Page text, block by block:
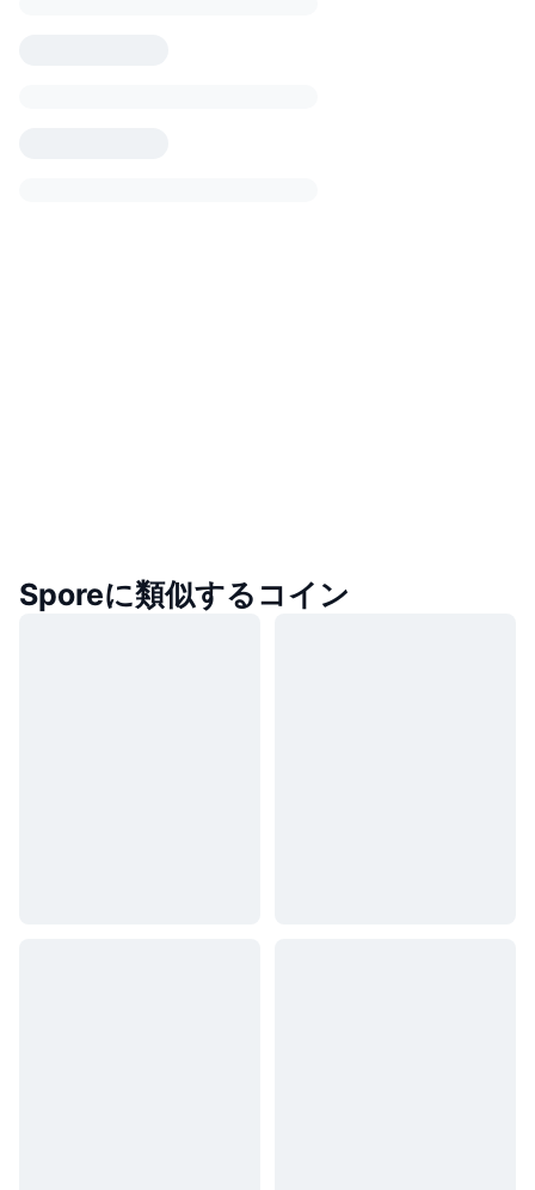
Sporeに類似するコイン